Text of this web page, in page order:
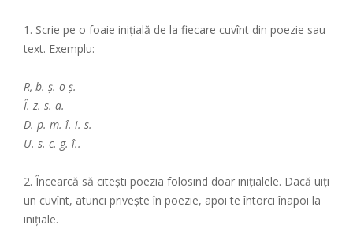
1. Scrie pe o foaie iniţială de la fiecare cuvînt din poezie sau
text. Exemplu:
R, b. ş. o ş.
Î. z. s. a.
D. p. m. î. i. s.
U. s. c. g. î..
2. Încearcă să citeşti poezia folosind doar iniţialele. Dacă uiţi
un cuvînt, atunci priveşte în poezie, apoi te întorci înapoi la
iniţiale.